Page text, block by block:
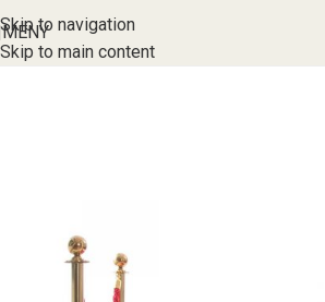
Skip to navigation
Skip to main content
MENY